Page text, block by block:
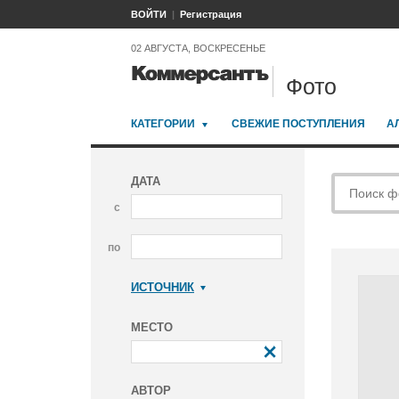
ВОЙТИ Регистрация
02 АВГУСТА, ВОСКРЕСЕНЬЕ
Фото
КАТЕГОРИИ СВЕЖИЕ ПОСТУПЛЕНИЯ
ДАТА
с
по
ИСТОЧНИК
МЕСТО
АВТОР